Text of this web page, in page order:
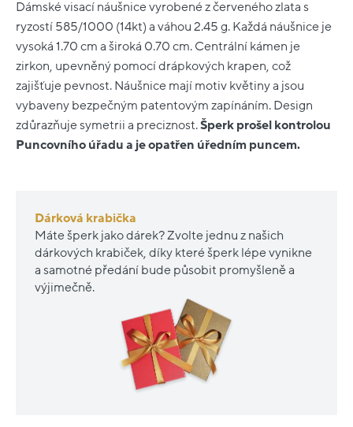
Dámské visací náušnice vyrobené z červeného zlata s
ryzostí 585/1000 (14kt) a váhou 2.45 g. Každá náušnice je
vysoká 1.70 cm a široká 0.70 cm. Centrální kámen je
zirkon, upevněný pomocí drápkových krapen, což
zajišťuje pevnost. Náušnice mají motiv květiny a jsou
vybaveny bezpečným patentovým zapínáním. Design
zdůrazňuje symetrii a preciznost.Šperk prošel kontrolou
Puncovního úřadu a je opatřen úředním puncem.
Dárková krabička
Máte šperk jako dárek? Zvolte jednu z našich
dárkových krabiček, díky které šperk lépe vynikne
a samotné předání bude působit promyšleně a
výjimečně.